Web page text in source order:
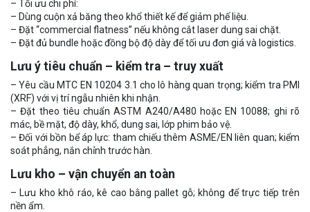
– Tối ưu chi phí:
– Dùng cuộn xả băng theo khổ thiết kế để giảm phế liệu.
– Đặt “commercial flatness” nếu không cắt laser dung sai chặt.
– Đặt đủ bundle hoặc đồng bộ độ dày để tối ưu đơn giá và logistics.
Lưu ý tiêu chuẩn – kiểm tra – truy xuất
– Yêu cầu MTC EN 10204 3.1 cho lô hàng quan trọng; kiểm tra PMI
(XRF) với vị trí ngẫu nhiên khi nhận.
– Đặt theo tiêu chuẩn ASTM A240/A480 hoặc EN 10088; ghi rõ
mác, bề mặt, độ dày, khổ, dung sai, lớp phim bảo vệ.
– Đối với bồn bể áp lực: tham chiếu thêm ASME/EN liên quan; kiểm
soát phẳng, nắn chỉnh trước hàn.
Lưu kho – vận chuyển an toàn
– Lưu kho khô ráo, kê cao bằng pallet gỗ; không để trực tiếp trên
nền ẩm.